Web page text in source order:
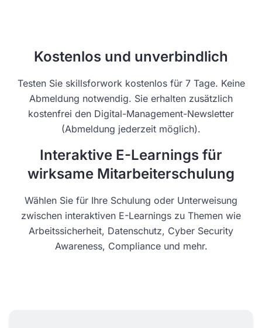
Kostenlos und unverbindlich
Testen Sie skillsforwork kostenlos für 7 Tage. Keine
Abmeldung notwendig. Sie erhalten zusätzlich
kostenfrei den Digital-Management-Newsletter
(Abmeldung jederzeit möglich).
Interaktive E-Learnings für
wirksame Mitarbeiterschulung
Wählen Sie für Ihre Schulung oder Unterweisung
zwischen interaktiven E-Learnings zu Themen wie
Arbeitssicherheit, Datenschutz, Cyber Security
Awareness, Compliance und mehr.